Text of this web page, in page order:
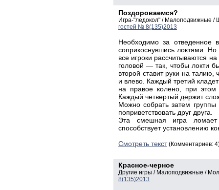
Поздороваемся?
Игра-"ледокол" / Малоподвижные
гостей № 8(135)2013
Необходимо за отведенное
соприкоснувшись локтями. Но
все игроки рассчитываются
головой — так, чтобы локти
второй ставит руки на
и влево. Каждый третий
на правое колено, при этом
Каждый четвертый держит
Можно собрать затем группы
поприветствовать друг друга.
Эта смешная игра ломает
способствует установлению
Смотреть текст(Комментариев:
Красное-черное
Другие игры / Малоподвижные /
8(135)2013